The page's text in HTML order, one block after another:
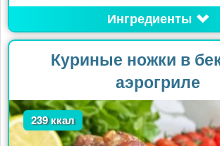
Ингредиенты
Куриные ножки в
аэрогриле
239 ккал